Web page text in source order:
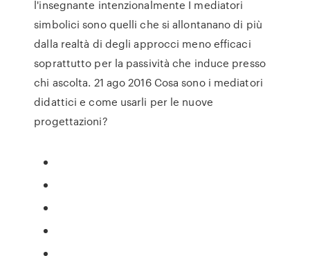
l'insegnante intenzionalmente I mediatori
simbolici sono quelli che si allontanano di più
dalla realtà di degli approcci meno efficaci
soprattutto per la passività che induce presso
chi ascolta. 21 ago 2016 Cosa sono i mediatori
didattici e come usarli per le nuove
progettazioni?